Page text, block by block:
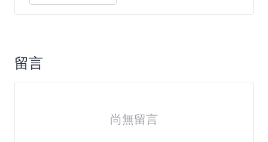
留言
尚無留言